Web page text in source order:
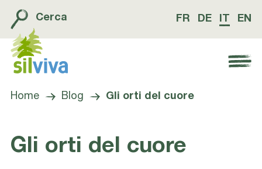
Cerca FR DE EN
Navigation öffnen bzw. schliessen
Home Blog Gli orti del cuore
Gli orti del cuore